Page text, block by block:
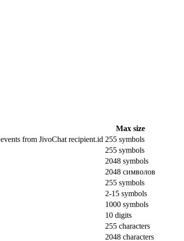
Max size
from JivoChat recipient.id 255 symbols
255 symbols
2048 symbols
2048 символов
255 symbols
2-15 symbols
1000 symbols
10 digits
255 characters
2048 characters